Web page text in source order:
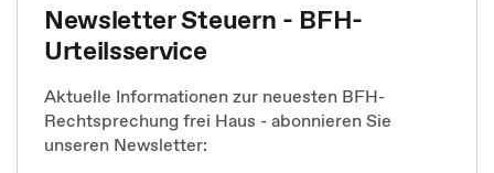
Newsletter Steuern - BFH-
Urteilsservice
Aktuelle Informationen zur neuesten BFH-
Rechtsprechung frei Haus - abonnieren Sie
unseren Newsletter: